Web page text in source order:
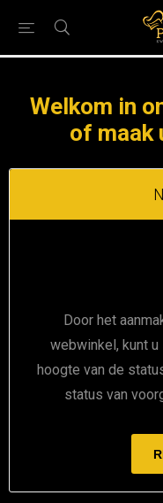
Welkom in
of maak
Door het
webwinkel, kunt
hoogte van de
status van